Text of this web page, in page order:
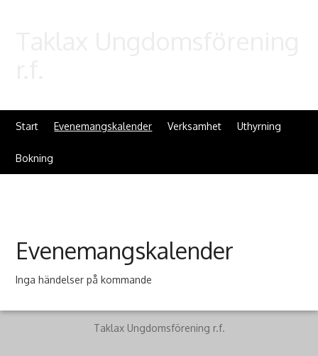
Start Evenemangskalender Verksamhet Uthyrning
Bokning
Evenemangskalender
Inga händelser på kommande
Taklax Ungdomsförening r.f.